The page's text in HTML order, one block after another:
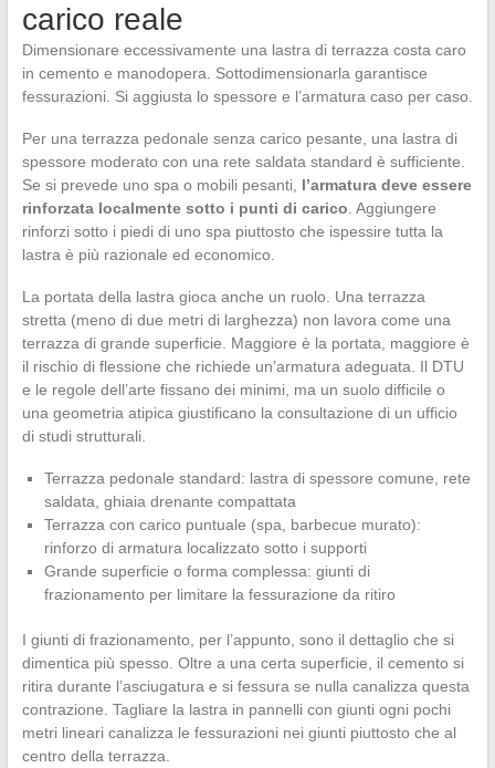
carico reale
Dimensionare eccessivamente una lastra di terrazza costa caro
in cemento e manodopera. Sottodimensionarla garantisce
fessurazioni. Si aggiusta lo spessore e l’armatura caso per caso.
Per una terrazza pedonale senza carico pesante, una lastra di
spessore moderato con una rete saldata standard è sufficiente.
Se si prevede uno spa o mobili pesanti, l’armatura deve essere
rinforzata localmente sotto i punti di carico. Aggiungere
rinforzi sotto i piedi di uno spa piuttosto che ispessire tutta la
lastra è più razionale ed economico.
La portata della lastra gioca anche un ruolo. Una terrazza
stretta (meno di due metri di larghezza) non lavora come una
terrazza di grande superficie. Maggiore è la portata, maggiore è
il rischio di flessione che richiede un’armatura adeguata. Il DTU
e le regole dell’arte fissano dei minimi, ma un suolo difficile o
una geometria atipica giustificano la consultazione di un ufficio
di studi strutturali.
Terrazza pedonale standard: lastra di spessore comune, rete
saldata, ghiaia drenante compattata
Terrazza con carico puntuale (spa, barbecue murato):
rinforzo di armatura localizzato sotto i supporti
Grande superficie o forma complessa: giunti di
frazionamento per limitare la fessurazione da ritiro
I giunti di frazionamento, per l’appunto, sono il dettaglio che si
dimentica più spesso. Oltre a una certa superficie, il cemento si
ritira durante l’asciugatura e si fessura se nulla canalizza questa
contrazione. Tagliare la lastra in pannelli con giunti ogni pochi
metri lineari canalizza le fessurazioni nei giunti piuttosto che al
centro della terrazza.